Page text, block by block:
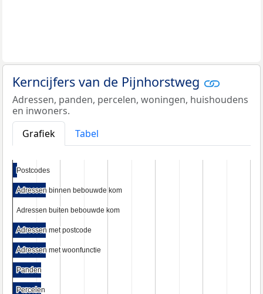
Kerncijfers van de Pijnhorstweg
Adressen, panden, percelen, woningen, huishoudens
en inwoners.
Grafiek
Tabel
Postcodes
Postcodes
Adressen binnen bebouwde kom
Adressen binnen bebouwde kom
Adressen buiten bebouwde kom
Adressen buiten bebouwde kom
Adressen met postcode
Adressen met postcode
Adressen met woonfunctie
Adressen met woonfunctie
Panden
Panden
Percelen
Percelen